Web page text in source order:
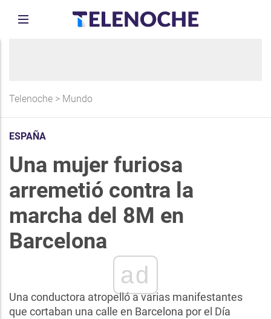
Telenoche > Mundo
ESPAÑA
Una mujer furiosa
arremetió contra la
marcha del 8M en
Barcelona
ad
Una conductora atropelló a varias manifestantes
que cortaban una calle en Barcelona por el Día